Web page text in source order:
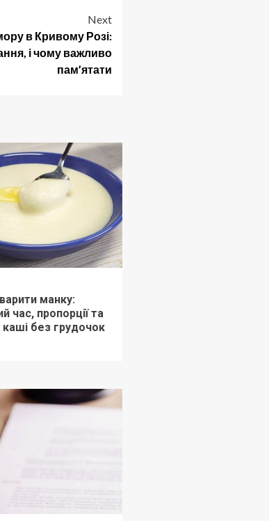
Next
в Кривому Розі:
і чому важливо
пам’ятати
манку:
час, пропорції та
без грудочок